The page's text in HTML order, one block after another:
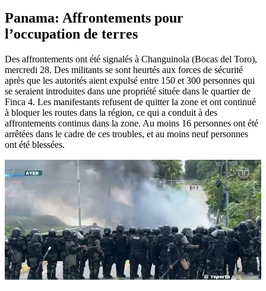
Panama: Affrontements pour
l’occupation de terres
Des affrontements ont été signalés à Changuinola (Bocas del Toro),
mercredi 28. Des militants se sont heurtés aux forces de sécurité
après que les autorités aient expulsé entre 150 et 300 personnes qui
se seraient introduites dans une propriété située dans le quartier de
Finca 4. Les manifestants refusent de quitter la zone et ont continué
à bloquer les routes dans la région, ce qui a conduit à des
affrontements continus dans la zone. Au moins 16 personnes ont été
arrêtées dans le cadre de ces troubles, et au moins neuf personnes
ont été blessées.